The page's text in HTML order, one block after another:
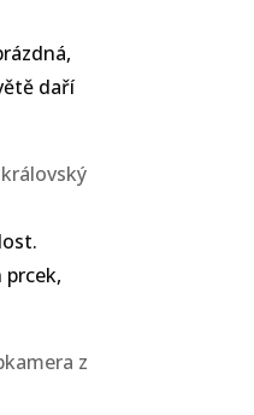
daří
z